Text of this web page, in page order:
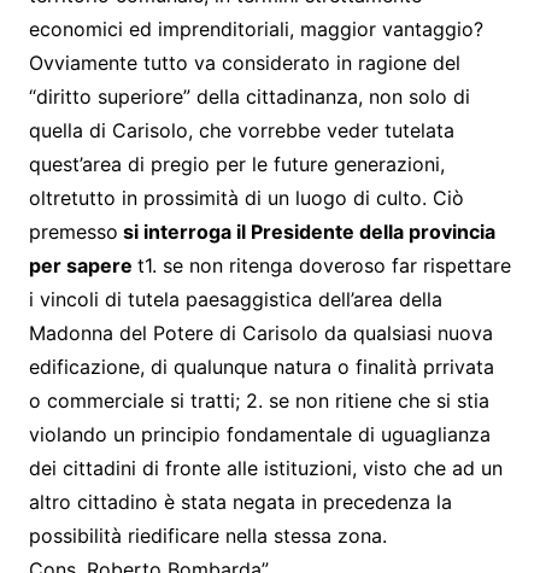
economici ed imprenditoriali, maggior vantaggio?
Ovviamente tutto va considerato in ragione del
“diritto superiore” della cittadinanza, non solo di
quella di Carisolo, che vorrebbe veder tutelata
quest’area di pregio per le future generazioni,
oltretutto in prossimità di un luogo di culto. Ciò
premesso si interroga il Presidente della provincia
per sapere t1. se non ritenga doveroso far rispettare
i vincoli di tutela paesaggistica dell’area della
Madonna del Potere di Carisolo da qualsiasi nuova
edificazione, di qualunque natura o finalità prrivata
o commerciale si tratti; 2. se non ritiene che si stia
violando un principio fondamentale di uguaglianza
dei cittadini di fronte alle istituzioni, visto che ad un
altro cittadino è stata negata in precedenza la
possibilità riedificare nella stessa zona.